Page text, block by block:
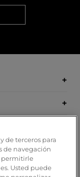
de terceros para
de navegación
permitirle
Usted puede